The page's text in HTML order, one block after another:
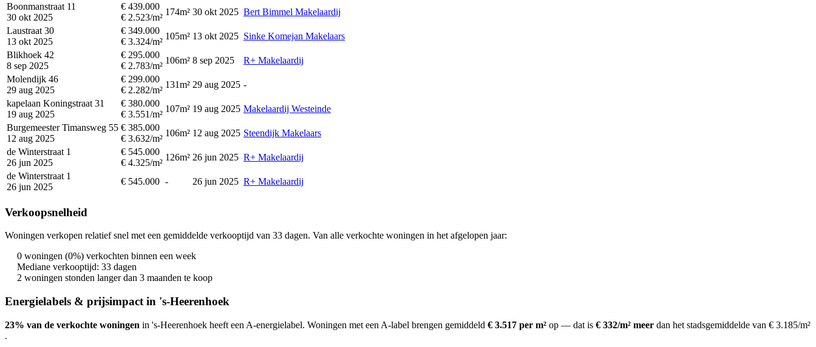
Boonmanstraat 11
30 okt 2025
€ 439.000
€ 2.523/m²
174m² 30 okt 2025 Bert Bimmel Makelaardij
Laustraat 30
13 okt 2025
€ 349.000
€ 3.324/m²
105m² 13 okt 2025 Sinke Komejan Makelaars
Blikhoek 42
8 sep 2025
€ 295.000
€ 2.783/m²
106m² 8 sep 2025
R+ Makelaardij
Molendijk 46
29 aug 2025
€ 299.000
€ 2.282/m²
131m² 29 aug 2025 -
kapelaan Koningstraat 31
19 aug 2025
€ 380.000
€ 3.551/m²
107m² 19 aug 2025 Makelaardij Westeinde
Burgemeester Timansweg 55
12 aug 2025
€ 385.000
€ 3.632/m²
106m² 12 aug 2025 Steendijk Makelaars
de Winterstraat 1
26 jun 2025
€ 545.000
€ 4.325/m²
126m² 26 jun 2025 R+ Makelaardij
de Winterstraat 1
26 jun 2025
€ 545.000 - 26 jun 2025 R+ Makelaardij
Verkoopsnelheid
Woningen verkopen relatief snel met een gemiddelde verkooptijd van 33 dagen. Van alle verkochte woningen in het afgelopen jaar:
0 woningen (0%) verkochten binnen een week
Mediane verkooptijd: 33 dagen
2 woningen stonden langer dan 3 maanden te koop
Energielabels & prijsimpact in 's-Heerenhoek
23% van de verkochte woningen in 's-Heerenhoek heeft een A-energielabel. Woningen met een A-label brengen gemiddeld € 3.517 per m² op — dat is € 332/m² meer dan het stadsgemiddelde van € 3.185/m²
.